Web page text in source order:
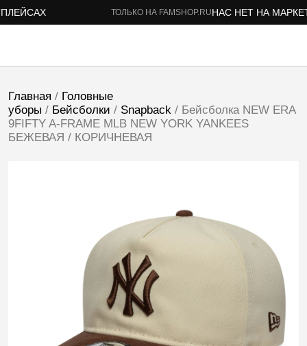
ТОЛЬКО НА FAMSHOP.RUНАС НЕТ НА
Главная / Головные
уборы / Бейсболки / Snapback/ Бейсболка NEW ERA
9FIFTY A-FRAME MLB NEW YORK YANKEES
БЕЖЕВАЯ / КОРИЧНЕВАЯ